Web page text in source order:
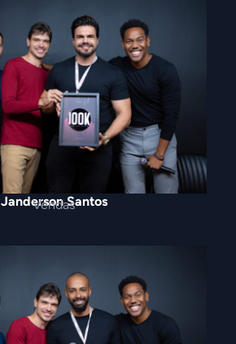
Janderson Santos
Vendas